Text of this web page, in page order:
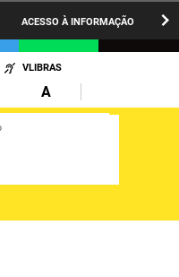
ACESSO À INFORMAÇÃO
VLIBRAS
A
você está procurando?